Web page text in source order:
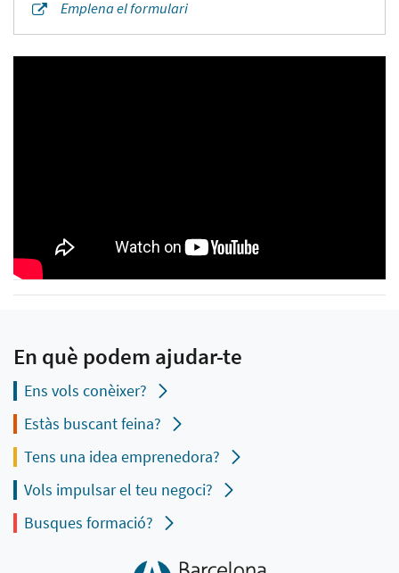
Emplena el formulari
En què podem ajudar-te
Ens vols conèixer?
Estàs buscant feina?
Tens una idea emprenedora?
Vols impulsar el teu negoci?
Busques formació?